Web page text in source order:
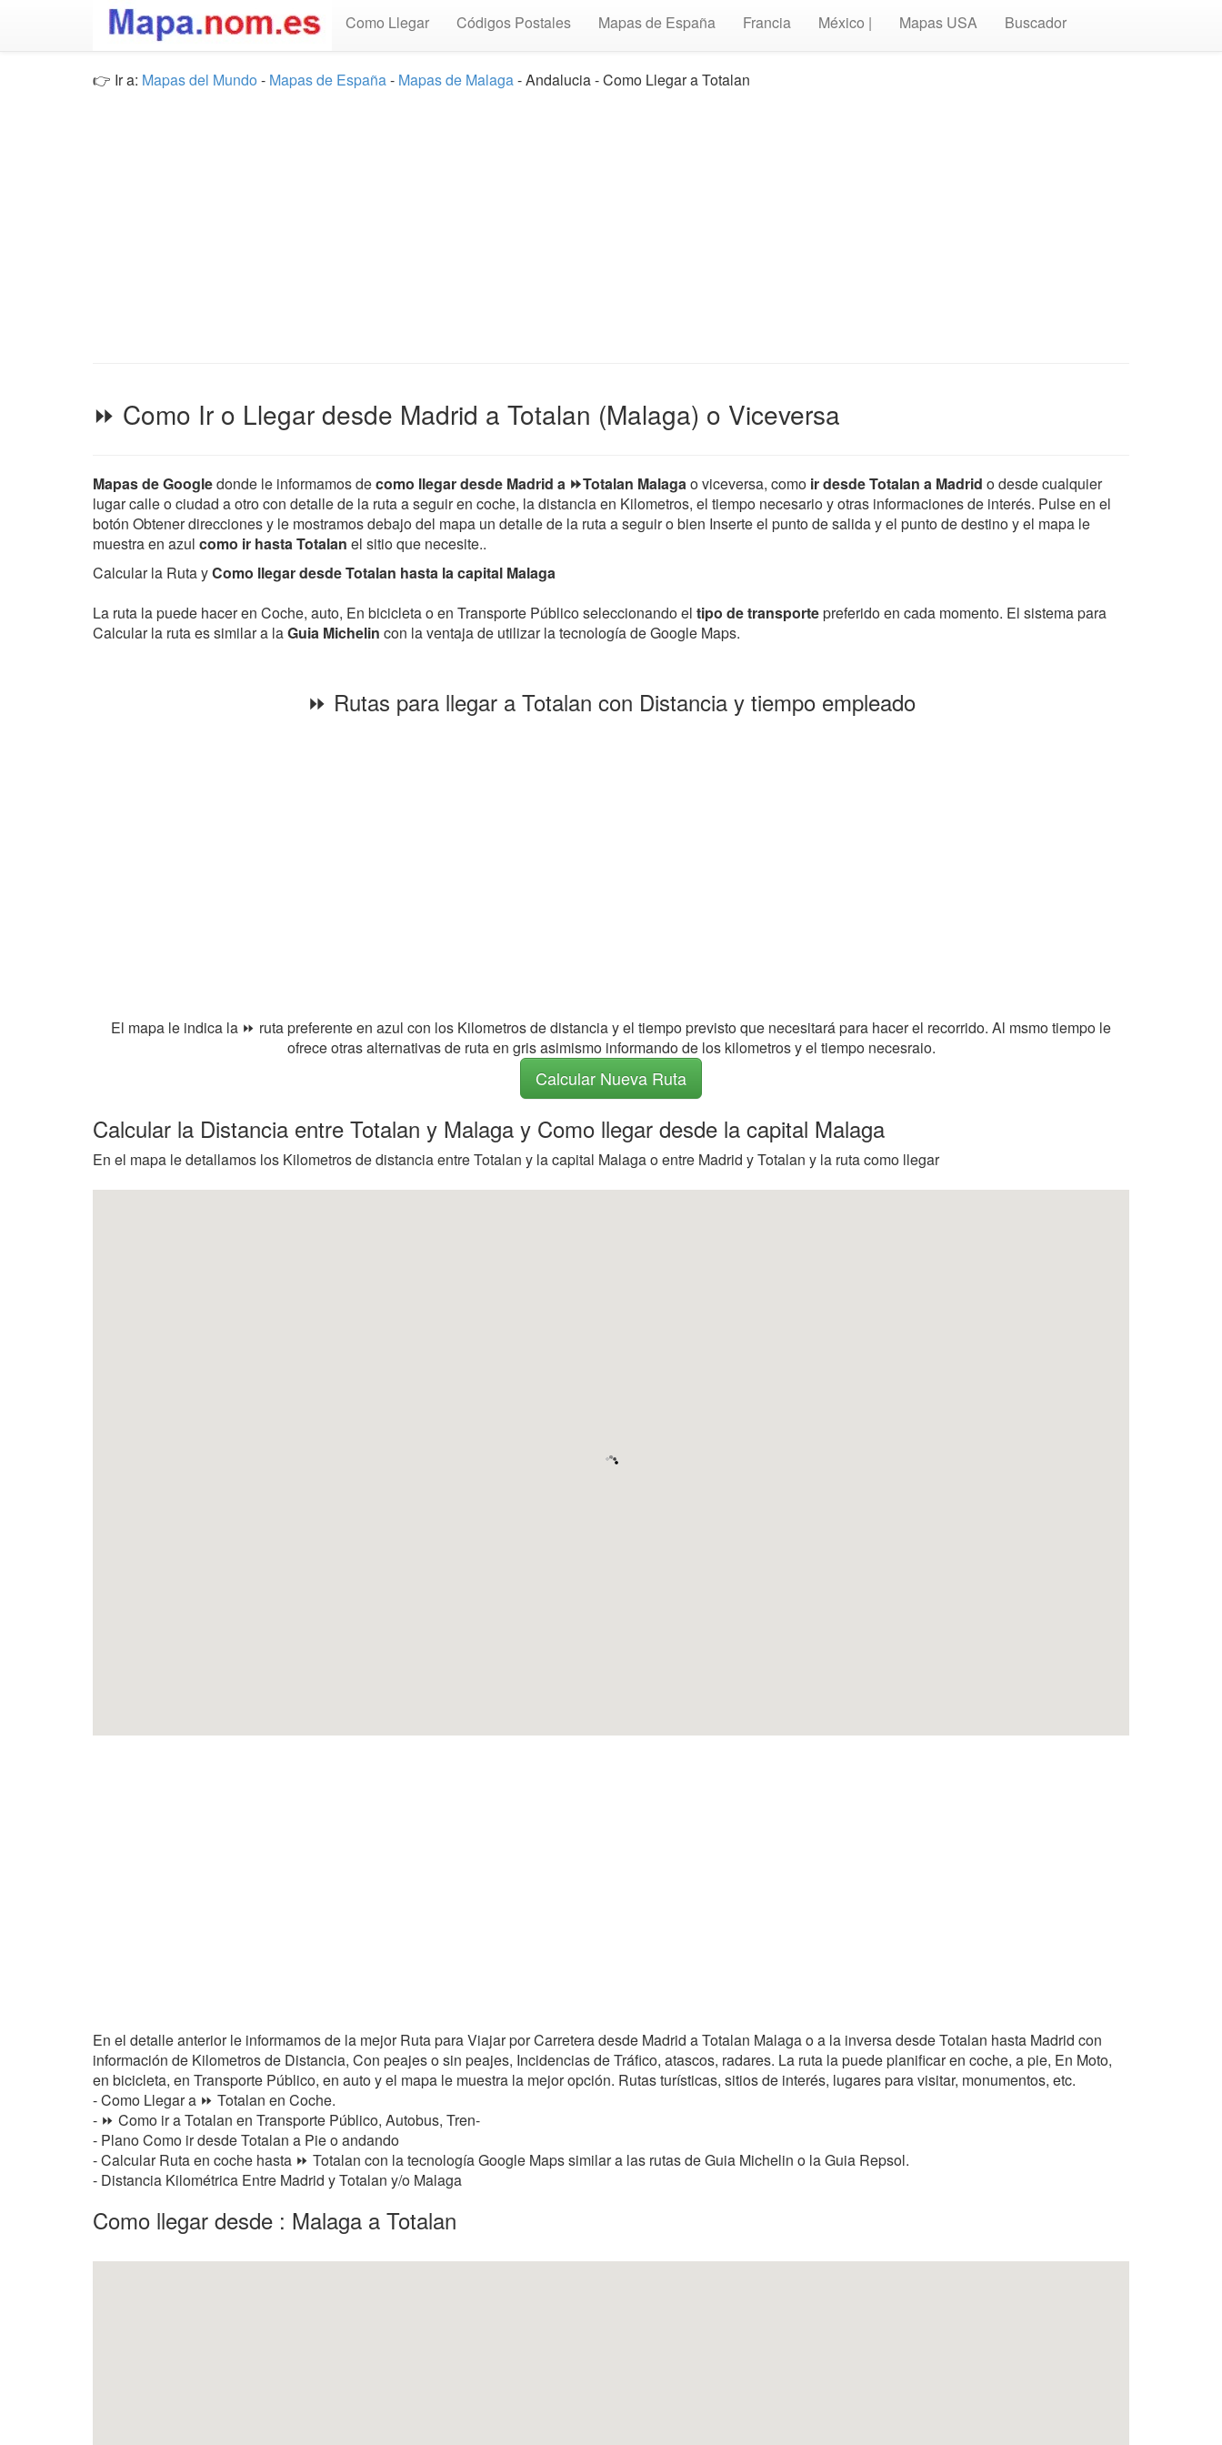
Como Llegar Códigos Postales Mapas de España Francia México | Mapas USA Buscador
👉 Ir a: Mapas del Mundo - Mapas de España- Mapas de Malaga- Andalucia - Como Llegar a Totalan
⏩ Como Ir o Llegar desde Madrid a Totalan (Malaga) o Viceversa
Mapas de Googledonde le informamos decomo llegar desde Madrid a ⏩Totalan Malagao viceversa, como ir desde Totalan a Madrid o desde cualquier
lugar calle o ciudad a otro con detalle de la ruta a seguir en coche, la distancia en Kilometros, el tiempo necesario y otras informaciones de interés. Pulse en el
botón Obtener direcciones y le mostramos debajo del mapa un detalle de la ruta a seguir o bien Inserte el punto de salida y el punto de destino y el mapa le
muestra en azul como ir hasta Totalan el sitio que necesite..
Calcular la Ruta yComo llegar desde Totalan hasta la capital Malaga
La ruta la puede hacer en Coche, auto, En bicicleta o en Transporte Público seleccionando el tipo de transportepreferido en cada momento. El sistema para
Calcular la ruta es similar a laGuia Michelin con la ventaja de utilizar la tecnología de Google Maps.
⏩ Rutas para llegar a Totalan con Distancia y tiempo empleado
El mapa le indica la ⏩ ruta preferente en azul con los Kilometros de distancia y el tiempo previsto que necesitará para hacer el recorrido. Al msmo tiempo le
ofrece otras alternativas de ruta en gris asimismo informando de los kilometros y el tiempo necesraio.
Calcular Nueva Ruta
Calcular la Distancia entre Totalan y Malaga y Como llegar desde la capital Malaga
En el mapa le detallamos los Kilometros de distancia entre Totalan y la capital Malaga o entre Madrid y Totalan y la ruta como llegar
En el detalle anterior le informamos de la mejor Ruta para Viajar por Carretera desde Madrid a Totalan Malaga o a la inversa desde Totalan hasta Madrid con
información de Kilometros de Distancia, Con peajes o sin peajes, Incidencias de Tráfico, atascos, radares. La ruta la puede planificar en coche, a pie, En Moto,
en bicicleta, en Transporte Público, en auto y el mapa le muestra la mejor opción. Rutas turísticas, sitios de interés, lugares para visitar, monumentos, etc.
- Como Llegar a ⏩ Totalan en Coche.
- ⏩ Como ir a Totalan en Transporte Público, Autobus, Tren-
- Plano Como ir desde Totalan a Pie o andando
- Calcular Ruta en coche hasta ⏩ Totalan con la tecnología Google Maps similar a las rutas de Guia Michelin o la Guia Repsol.
- Distancia Kilométrica Entre Madrid y Totalan y/o Malaga
Como llegar desde : Malaga a Totalan